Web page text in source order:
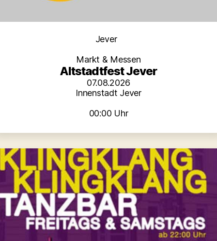
Kategorien
Jever
Markt & Messen
Altstadtfest Jever
07.08.2026
Innenstadt Jever
00:00 Uhr